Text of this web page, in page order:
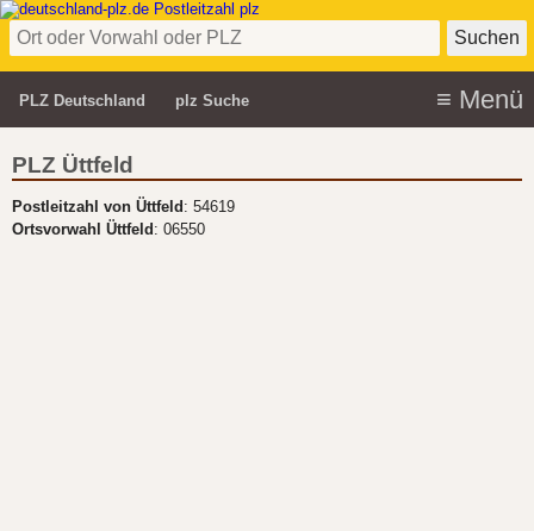
PLZ Deutschland plz Suche
PLZ Üttfeld
Postleitzahl von Üttfeld : 54619
Ortsvorwahl Üttfeld : 06550